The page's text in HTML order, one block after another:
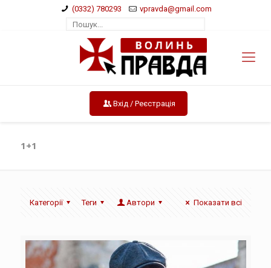
(0332) 780293 vpravda@gmail.com
Вхід / Реєстрація
1+1
Категорії Теги Автори Показати всі